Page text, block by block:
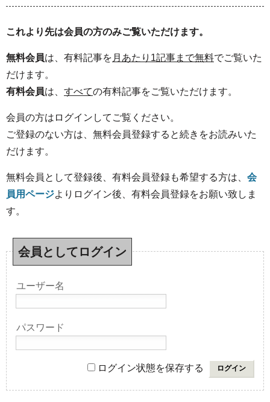
これより先は会員の方のみご覧いただけます。
無料会員は、有料記事を 月あたり1記事まで無料でご覧いた
だけます。
有料会員は、 すべての有料記事をご覧いただけます。
会員の方はログインしてご覧ください。
ご登録のない方は、無料会員登録すると続きをお読みいた
だけます。
無料会員として登録後、有料会員登録も希望する方は、 会
員用ページよりログイン後、有料会員登録をお願い致しま
す。
会員としてログイン
ユーザー名
パスワード
ログイン状態を保存する